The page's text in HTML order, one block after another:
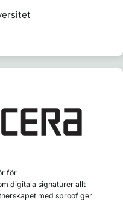
för
digitala signaturer allt
med sproof ger